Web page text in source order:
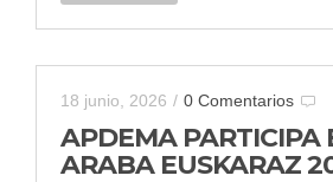
18 junio, 2026 / 0 Comentarios
APDEMA PARTICIPA
ARABA EUSKARAZ